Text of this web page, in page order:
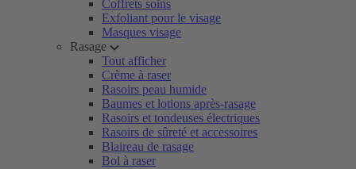
Coffrets soins
Exfoliant pour le visage
Masques visage
Rasage
Tout afficher
Crème à raser
Rasoirs peau humide
Baumes et lotions après-rasage
Rasoirs et tondeuses électriques
Rasoirs de sûreté et accessoires
Blaireau de rasage
Bol à raser